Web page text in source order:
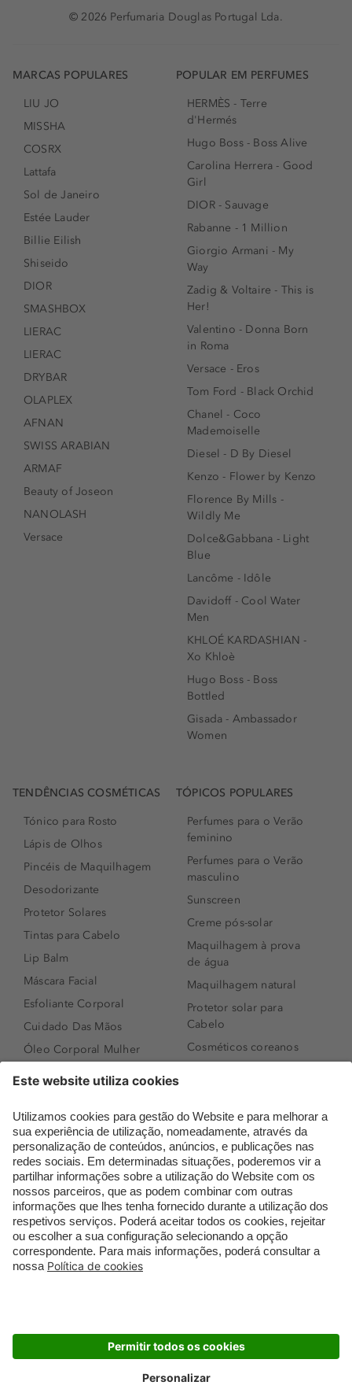
© 2026 Perfumaria Douglas Portugal Lda.
MARCAS POPULARES
LIU JO
MISSHA
COSRX
Lattafa
Sol de Janeiro
Estée Lauder
Billie Eilish
Shiseido
DIOR
SMASHBOX
LIERAC
LIERAC
DRYBAR
OLAPLEX
AFNAN
SWISS ARABIAN
ARMAF
Beauty of Joseon
NANOLASH
Versace
POPULAR EM PERFUMES
HERMÈS - Terre
d'Hermés
Hugo Boss - Boss Alive
Carolina Herrera - Good
Girl
DIOR - Sauvage
Rabanne - 1 Million
Giorgio Armani - My
Way
Zadig & Voltaire - This is
Her!
Valentino - Donna Born
in Roma
Versace - Eros
Tom Ford - Black Orchid
Chanel - Coco
Mademoiselle
Diesel - D By Diesel
Kenzo - Flower by Kenzo
Florence By Mills -
Wildly Me
Dolce&Gabbana - Light
Blue
Lancôme - Idôle
Davidoff - Cool Water
Men
KHLOÉ KARDASHIAN -
Xo Khloè
Hugo Boss - Boss
Bottled
Gisada - Ambassador
Women
TENDÊNCIAS COSMÉTICAS
Tónico para Rosto
Lápis de Olhos
Pincéis de Maquilhagem
Desodorizante
Protetor Solares
Tintas para Cabelo
Lip Balm
Máscara Facial
Esfoliante Corporal
Cuidado Das Mãos
Óleo Corporal Mulher
Sérum de Rosto
Body mist & Spray
corporal
Produtos para Cabelo
Homem
Espuma de Limpeza
Facial
Dermocosmética
TÓPICOS POPULARES
Perfumes para o Verão
feminino
Perfumes para o Verão
masculino
Sunscreen
Creme pós-solar
Maquilhagem à prova
de água
Maquilhagem natural
Protetor solar para
Cabelo
Cosméticos coreanos
Perfumes árabes
Novidades
Melhores Perfumes
Femininos
TOP 10: Perfumes
Masculinos
Pestanas Postiças
Creme Rosto Homem
Embalagens Sustentáveis